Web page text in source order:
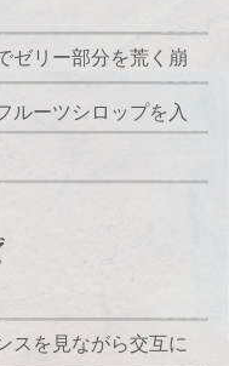
ゼリー部分を荒く崩
ルーツシロップを入
スを見ながら交互に